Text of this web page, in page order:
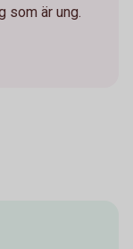
som är ung.